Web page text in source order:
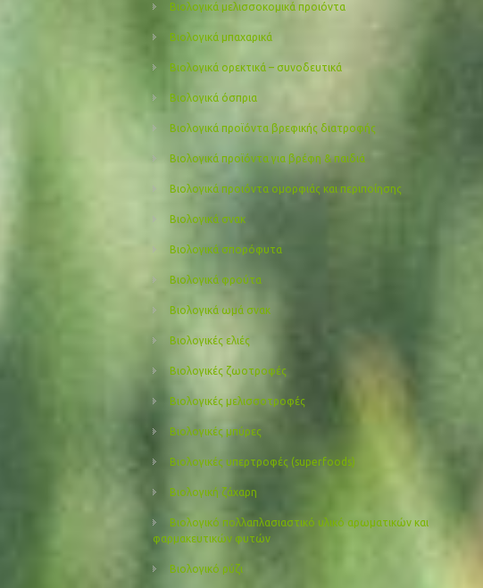
Βιολογικά μελισσοκομικά προιόντα
Βιολογικά μπαχαρικά
Βιολογικά ορεκτικά – συνοδευτικά
Βιολογικά όσπρια
Βιολογικά προϊόντα βρεφικής διατροφής
Βιολογικά προϊόντα για βρέφη & παιδιά
Βιολογικά προιόντα ομορφιάς και περιποίησης
Βιολογικά σνακ
Βιολογικά σπορόφυτα
Βιολογικά φρούτα
Βιολογικά ωμά σνακ
Βιολογικές ελιές
Βιολογικές ζωοτροφές
Βιολογικές μελισσοτροφές
Βιολογικές μπύρες
Βιολογικές υπερτροφές (superfoods)
Βιολογική ζάχαρη
Βιολογικό πολλαπλασιαστικό υλικό αρωματικών και
φαρμακευτικών φυτών
Βιολογικό ρύζι